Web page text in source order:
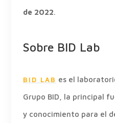
de 2022.
Sobre BID Lab
BID LAB es el
Grupo BID, la principal
y conocimiento para el